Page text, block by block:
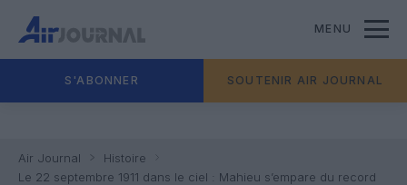
MENU
S'ABONNER SOUTENIR AIR JOURNAL
Air Journal
Histoire
Le 22 septembre 1911 dans le ciel : Mahieu s’empare du record